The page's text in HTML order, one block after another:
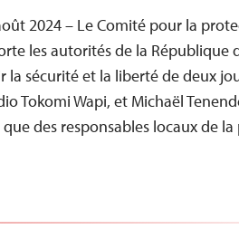
2024 – Le Comité pour la
les autorités de la République
la sécurité et la liberté de deux
Tokomi Wapi, et Michaël
des responsables locaux de